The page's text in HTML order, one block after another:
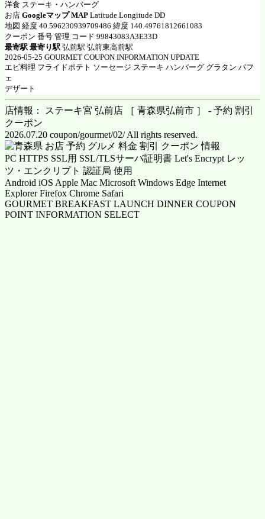
洋食 ステーキ・ハンバーグ
お店 Googleマップ MAP Latitude Longitude DD
地図 経度 40.596230939709486 緯度 140.49761812661083
クーポン 番号 管理 コード 99843083A3E33D
最寄駅 最寄り駅 弘前駅 弘前東高前駅
2026-05-25 GOURMET COUPON INFORMATION UPDATE
エビ料理 フライドポテト ソーセージ ステーキ ハンバーグ グラタン パフ
ェ
デザート
店情報： ステーキ宮 弘前店 ［ 青森県弘前市 ］ - 予約 割引
クーポン
2026.07.20 coupon/gourmet/02/ All rights reserved.
PC HTTPS SSL用 SSL/TLSサーバ証明書 Let's Encrypt レッ
ツ・エンクリプト 認証局 使用
Android iOS Apple Mac Microsoft Windows Edge Internet
Explorer Firefox Chrome Safari
GOURMET BREAKFAST LAUNCH DINNER COUPON
POINT INFORMATION SELECT